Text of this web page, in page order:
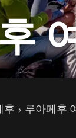
후 루아페후